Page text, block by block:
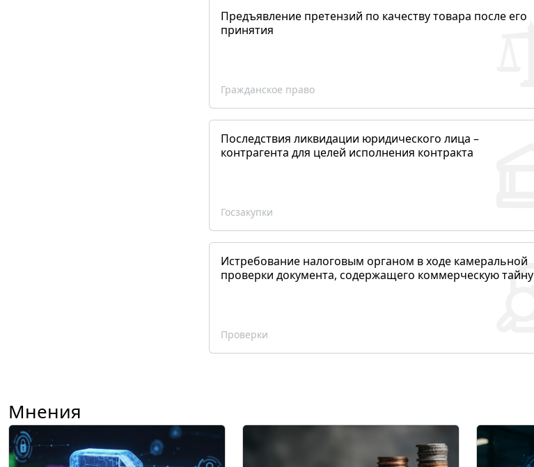
Предъявление претензий по качеству товара после его
принятия
Гражданское право
Последствия ликвидации юридического лица –
контрагента для целей исполнения контракта
Госзакупки
Истребование налоговым органом в ходе камеральной
проверки документа, содержащего коммерческую тайну
Проверки
Мнения